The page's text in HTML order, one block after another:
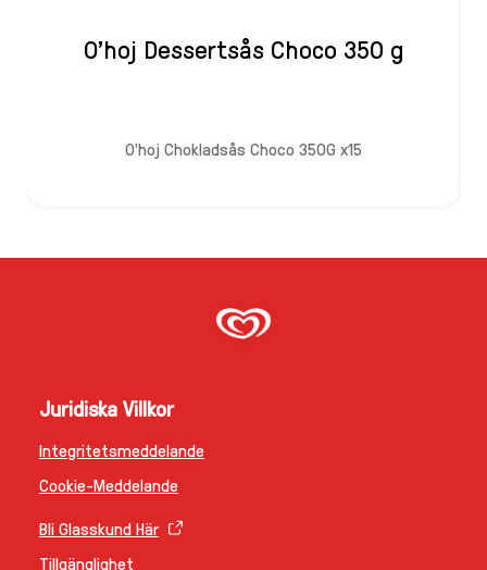
O'hoj Dessertsås Choco 350 g
O'hoj Chokladsås Choco 350G x15
Juridiska Villkor
Integritetsmeddelande
Ändra Inställningarna
Cookie-Meddelande
Bli Glasskund Här